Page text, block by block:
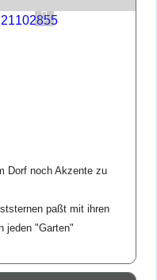
Dorf noch Akzente zu
paßt mit ihren
jeden "Garten"